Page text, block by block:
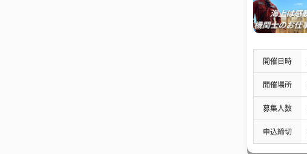
開催日時
開催場所
募集人数
申込締切